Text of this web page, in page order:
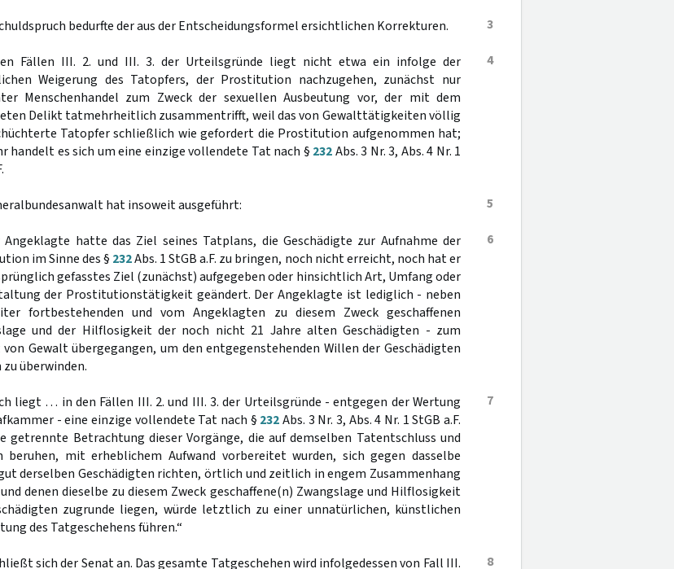
3
bedurfte der aus der Entscheidungsformel ersichtlichen Korrekturen.
4
Fällen III. 2. und III. 3. der Urteilsgründe liegt nicht etwa ein infolge der
Weigerung des Tatopfers, der Prostitution nachzugehen, zunächst nur
Menschenhandel zum Zweck der sexuellen Ausbeutung vor, der mit dem
Delikt tatmehrheitlich zusammentrifft, weil das von Gewalttätigkeiten völlig
Tatopfer schließlich wie gefordert die Prostitution aufgenommen hat;
handelt es sich um eine einzige vollendete Tat nach § 232Abs. 3 Nr. 3, Abs. 4 Nr. 1
5
hat insoweit ausgeführt:
6
hatte das Ziel seines Tatplans, die Geschädigte zur Aufnahme der
im Sinne des § 232Abs. 1 StGB a.F. zu bringen, noch nicht erreicht, noch hat er
gefasstes Ziel (zunächst) aufgegeben oder hinsichtlich Art, Umfang oder
der Prostitutionstätigkeit geändert. Der Angeklagte ist lediglich - neben
fortbestehenden und vom Angeklagten zu diesem Zweck geschaffenen
und der Hilflosigkeit der noch nicht 21 Jahre alten Geschädigten - zum
von Gewalt übergegangen, um den entgegenstehenden Willen der Geschädigten
überwinden.
7
liegt … in den Fällen III. 2. und III. 3. der Urteilsgründe - entgegen der Wertung
- eine einzige vollendete Tat nach § 232Abs. 3 Nr. 3, Abs. 4 Nr. 1 StGB a.F.
getrennte Betrachtung dieser Vorgänge, die auf demselben Tatentschluss und
beruhen, mit erheblichem Aufwand vorbereitet wurden, sich gegen dasselbe
derselben Geschädigten richten, örtlich und zeitlich in engem Zusammenhang
denen dieselbe zu diesem Zweck geschaffene(n) Zwangslage und Hilflosigkeit
zugrunde liegen, würde letztlich zu einer unnatürlichen, künstlichen
des Tatgeschehens führen.“
8
sich der Senat an. Das gesamte Tatgeschehen wird infolgedessen von Fall III.